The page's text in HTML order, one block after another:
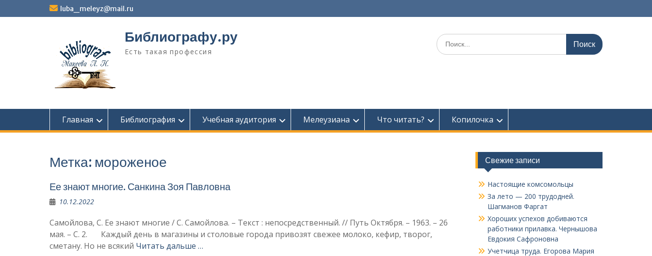
к
luba_meleyz@mail.ru
Библиографу.ру
Есть такая профессия
Поиск
по:
Главная Библиография Учебная аудитория Мелеузиана Что читать? Копилочка
Метка: мороженое
Ее знают многие. Санкина Зоя Павловна
10.12.2022
Самойлова, С. Ее знают многие / С. Самойлова. – Текст : непосредственный. // Путь Октября. – 1963. – 26
мая. – С. 2. Каждый день в магазины и столовые города привозят свежее молоко, кефир, творог,
сметану. Но не всякий Читать дальше …
Свежие записи
Настоящие комсомольцы
За лето — 200 трудодней.
Шагманов Фаргат
Хороших успехов добиваются
работники прилавка. Чер­нышова
Евдокия Сафроновна
Учетчица труда. Его­рова Мария